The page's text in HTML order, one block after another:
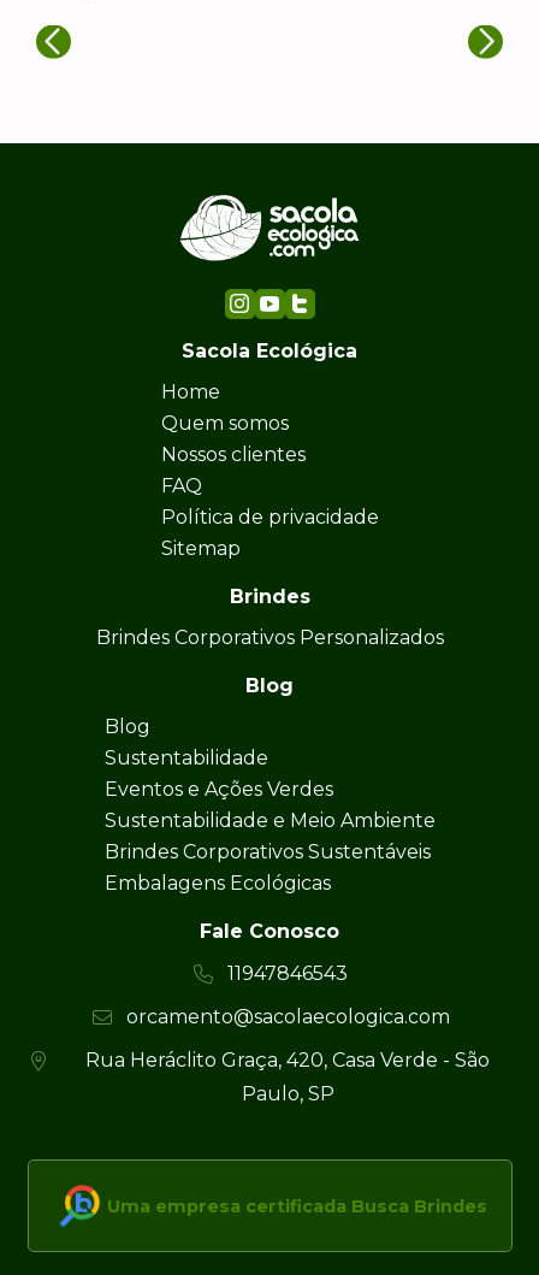
Sacola Ecológica
Home
Quem somos
Nossos clientes
FAQ
Política de privacidade
Sitemap
Brindes
Brindes Corporativos Personalizados
Blog
Blog
Sustentabilidade
Eventos e Ações Verdes
Sustentabilidade e Meio Ambiente
Brindes Corporativos Sustentáveis
Embalagens Ecológicas
Fale Conosco
11947846543
orcamento@sacolaecologica.com
Rua Heráclito Graça, 420, Casa Verde - São
Paulo, SP
Uma empresa certificada Busca Brindes